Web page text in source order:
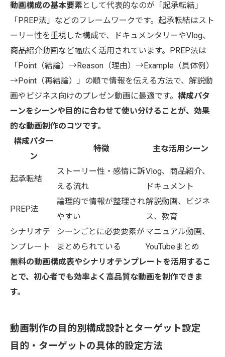
動画構成の基本要素として代表的なのが「起承転結」
「PREP法」などのフレームワークです。起承転結はスト
ーリー性を重視した構成で、ドキュメンタリーやVlog、
商品紹介動画など幅広く活用されています。PREP法は
「Point（結論）→Reason（理由）→Example（具体例）
→Point（再結論）」の順で情報を伝える方法で、解説動
画やビジネス向けのプレゼン動画に最適です。 構成パタ
ーンをシーンや目的に合わせて使い分けることが、効果
的な動画制作のコツです。
構成パター
ン
特徴 主な活用シーン
起承転結
ストーリー性・感情に訴
える流れ
Vlog、商品紹介、
ドキュメント
PREP法
論理的で情報が整理され
やすい
解説動画、ビジネ
ス、教育
シナリオテ
ンプレート
シーンごとに必要要素が
まとめられている
マニュアル動画、
YouTubeまとめ
無料の動画構成表やシナリオテンプレートを活用するこ
とで、初心者でも効率よく高品質な動画を制作できま
す。
動画制作の目的別構成設計とターゲット設定
目的・ターゲットの具体的設定方法